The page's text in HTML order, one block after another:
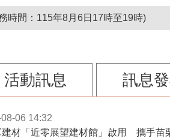
時間：115年8月6日17時至19時)
活動訊息 訊息
06 14:32
建材「近零展望建材館」啟用 攜手苗